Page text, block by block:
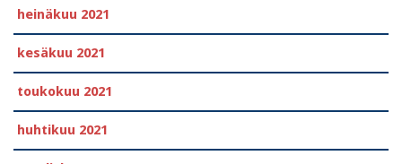
heinäkuu 2021
kesäkuu 2021
toukokuu 2021
huhtikuu 2021